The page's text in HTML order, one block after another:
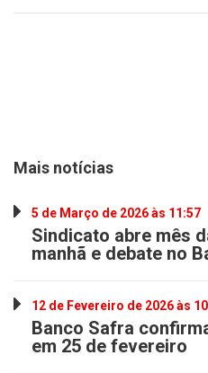
Mais notícias
5 de Março de 2026 às 11:57
Sindicato abre mês
manhã e debate no
12 de Fevereiro de 2026 às
Banco Safra
em 25 de fevereiro